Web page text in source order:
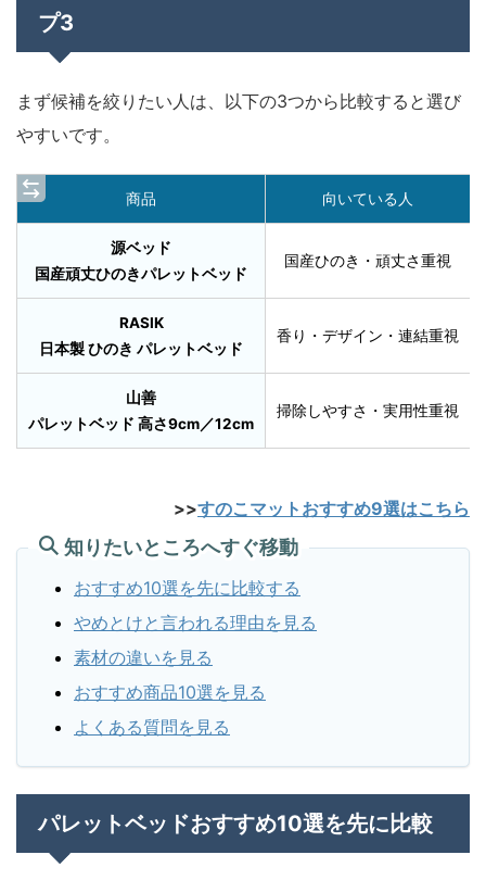
プ3
まず候補を絞りたい人は、以下の3つから比較すると選び
やすいです。
商品 向いている人
源ベッド
国産頑丈ひのきパレットベッド
国産ひのき・頑丈さ重視
RASIK
日本製 ひのき パレットベッド
香り・デザイン・連結重視
山善
パレットベッド 高さ9cm／12cm
掃除しやすさ・実用性重視
>>すのこマットおすすめ9選はこちら
知りたいところへすぐ移動
おすすめ10選を先に比較する
やめとけと言われる理由を見る
素材の違いを見る
おすすめ商品10選を見る
よくある質問を見る
パレットベッドおすすめ10選を先に比較